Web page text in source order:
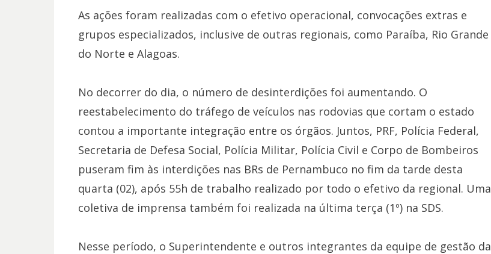
As ações foram realizadas com o efetivo operacional, convocações extras e
grupos especializados, inclusive de outras regionais, como Paraíba, Rio Grande
do Norte e Alagoas.
No decorrer do dia, o número de desinterdições foi aumentando. O
reestabelecimento do tráfego de veículos nas rodovias que cortam o estado
contou a importante integração entre os órgãos. Juntos, PRF, Polícia Federal,
Secretaria de Defesa Social, Polícia Militar, Polícia Civil e Corpo de Bombeiros
puseram fim às interdições nas BRs de Pernambuco no fim da tarde desta
quarta (02), após 55h de trabalho realizado por todo o efetivo da regional. Uma
coletiva de imprensa também foi realizada na última terça (1º) na SDS.
Nesse período, o Superintendente e outros integrantes da equipe de gestão da